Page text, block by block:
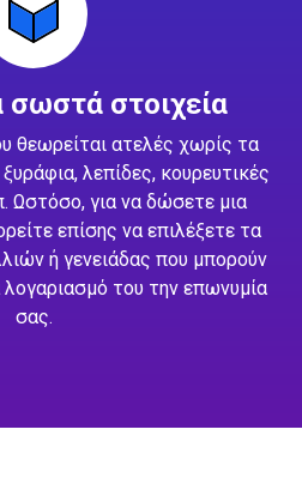
σωστά στοιχεία
θεωρείται ατελές χωρίς τα
λεπίδες, κουρευτικές
Ωστόσο, για να δώσετε μια
επίσης να επιλέξετε τα
ή γενειάδας που μπορούν
λογαριασμό του την επωνυμία
σας.